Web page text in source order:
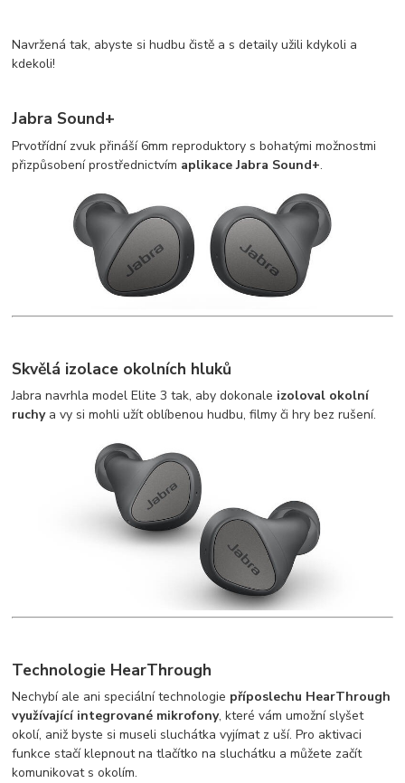
Navržená tak, abyste si hudbu čistě a s detaily užili kdykoli a
kdekoli!
Jabra Sound+
Prvotřídní zvuk přináší 6mm reproduktory s bohatými možnostmi
přizpůsobení prostřednictvím aplikace Jabra Sound+.
Skvělá izolace okolních hluků
Jabra navrhla model Elite 3 tak, aby dokonale izoloval okolní
ruchya vy si mohli užít oblíbenou hudbu, filmy či hry bez rušení.
Technologie HearThrough
Nechybí ale ani speciální technologie příposlechu HearThrough
využívající integrované mikrofony, které vám umožní slyšet
okolí, aniž byste si museli sluchátka vyjímat z uší. Pro aktivaci
funkce stačí klepnout na tlačítko na sluchátku a můžete začít
komunikovat s okolím.